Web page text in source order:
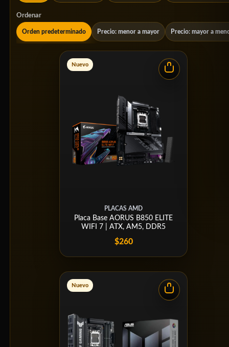
Ordenar
Orden predeterminado Precio: menor a mayor Precio: mayor a
Nuevo
PLACAS AMD
Placa Base AORUS B850 ELITE
WIFI 7 | ATX, AM5, DDR5
$260
Nuevo